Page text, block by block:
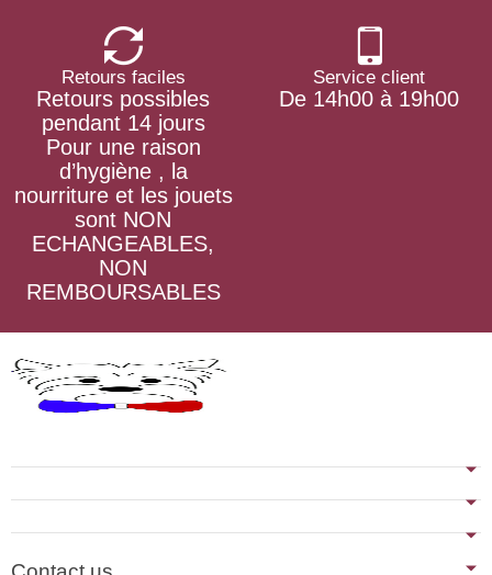
Retours faciles
Retours possibles
pendant 14 jours
Pour une raison
d’hygiène , la
nourriture et les jouets
sont NON
ECHANGEABLES,
NON
REMBOURSABLES
Service client
De 14h00 à 19h00